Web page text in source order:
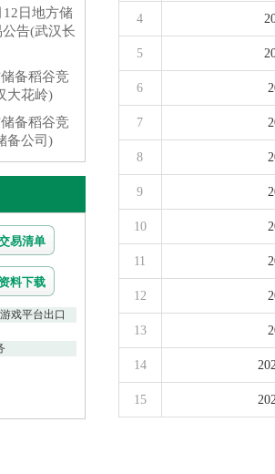
12日地方储
告(武汉长
备稻谷竞
大花岭)
备稻谷竞
备公司)
易清单
料下载
戏平台出口
4
5
6
7
8
9
10
11
12
13
14
15